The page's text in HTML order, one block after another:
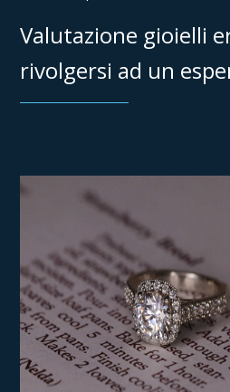
Valutazione gioielli
rivolgersi ad un